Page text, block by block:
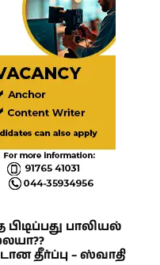
பாலியல்
தீர்ப்பு – ஸ்வாதி